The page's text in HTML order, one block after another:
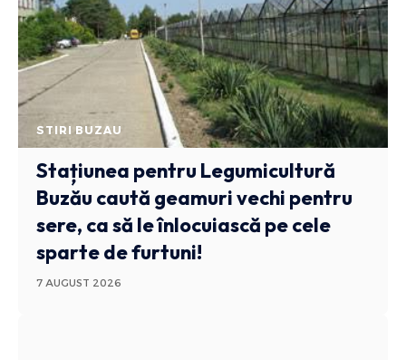
STIRI BUZAU
Stațiunea pentru Legumicultură
Buzău caută geamuri vechi pentru
sere, ca să le înlocuiască pe cele
sparte de furtuni!
7 AUGUST 2026